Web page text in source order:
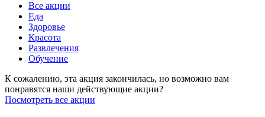
Все акции
Еда
Здоровье
Красота
Развлечения
Обучение
К сожалению, эта акция закончилась, но возможно вам
понравятся наши действующие акции?
Посмотреть все акции